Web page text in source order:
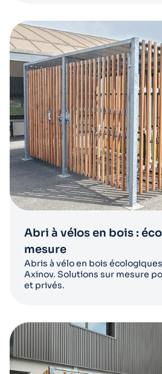
Abri à vélos en bois :
mesure
Abris à vélo en bois
Axinov. Solutions sur mesure
et privés.